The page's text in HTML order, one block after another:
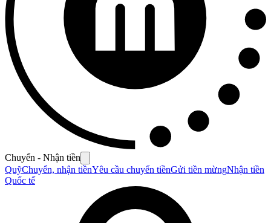
Chuyển - Nhận tiền
QuỹChuyển, nhận tiềnYêu cầu chuyển tiềnGửi tiền mừngNhận tiền
Quốc tế